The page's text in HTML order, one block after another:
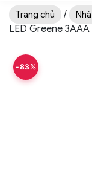
Trang chủ /
LED Greene
-83%